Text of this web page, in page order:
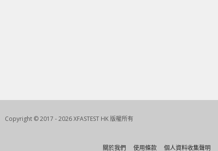
Copyright © 2017 - 2026 XFASTEST HK 版權所有
關於我們 使用條款 個人資料收集聲明